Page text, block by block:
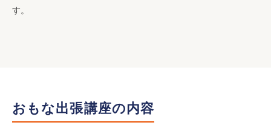
す。
おもな出張講座の内容